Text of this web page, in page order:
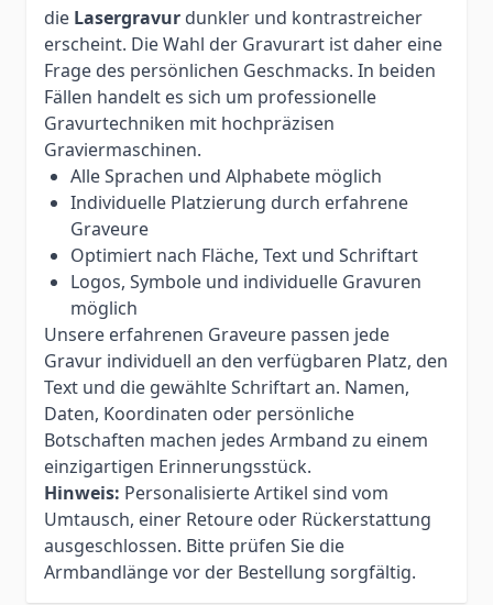
die Lasergravur dunkler und kontrastreicher
erscheint. Die Wahl der Gravurart ist daher eine
Frage des persönlichen Geschmacks. In beiden
Fällen handelt es sich um professionelle
Gravurtechniken mit hochpräzisen
Graviermaschinen.
Alle Sprachen und Alphabete möglich
Individuelle Platzierung durch erfahrene
Graveure
Optimiert nach Fläche, Text und Schriftart
Logos, Symbole und individuelle Gravuren
möglich
Unsere erfahrenen Graveure passen jede
Gravur individuell an den verfügbaren Platz, den
Text und die gewählte Schriftart an. Namen,
Daten, Koordinaten oder persönliche
Botschaften machen jedes Armband zu einem
einzigartigen Erinnerungsstück.
Hinweis: Personalisierte Artikel sind vom
Umtausch, einer Retoure oder Rückerstattung
ausgeschlossen. Bitte prüfen Sie die
Armbandlänge vor der Bestellung sorgfältig.